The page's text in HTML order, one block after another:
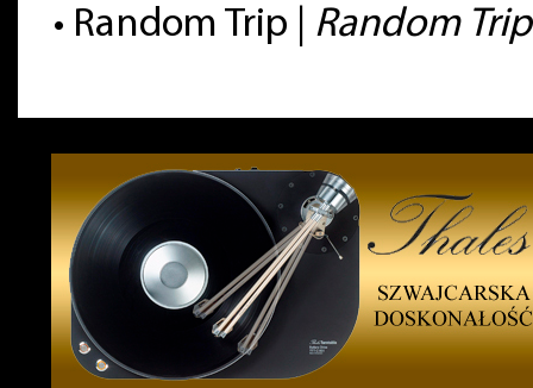
• Random Trip | Random Trip